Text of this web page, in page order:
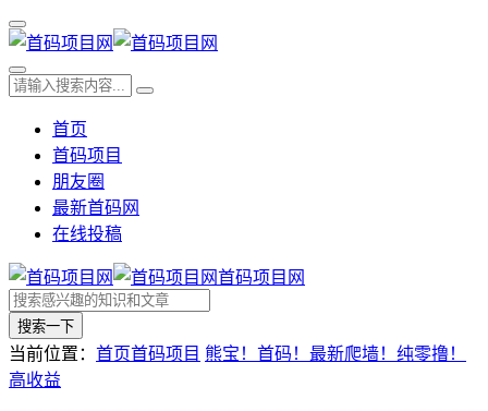
首页
首码项目
朋友圈
最新首码网
在线投稿
首码项目网
搜索一下
当前位置： 首页首码项目 熊宝！首码！最新爬墙！纯零撸！
高收益